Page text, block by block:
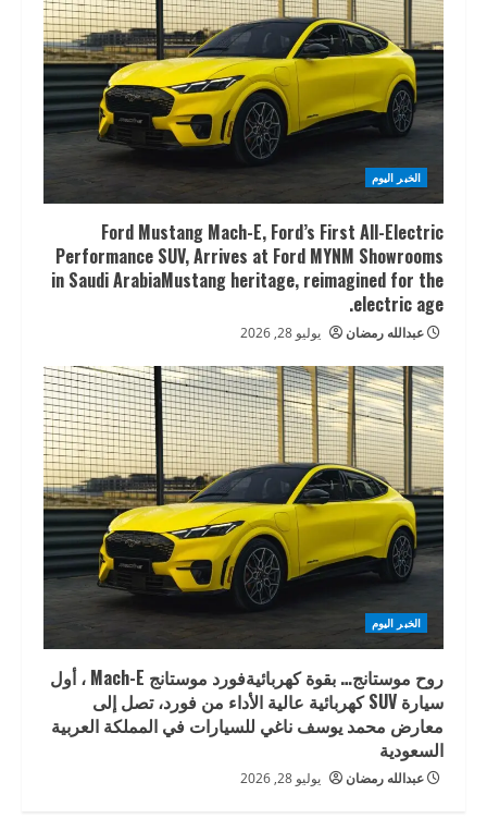
الخبر اليوم
Ford Mustang Mach-E, Ford’s First All-Electric
Performance SUV, Arrives at Ford MYNM Showrooms
in Saudi ArabiaMustang heritage, reimagined for the
electric age.
عبدالله رمضان يوليو 28, 2026
الخبر اليوم
روح موستانج… بقوة كهربائيةفورد موستانج Mach-E ، أول
سيارة SUV كهربائية عالية الأداء من فورد، تصل إلى
معارض محمد يوسف ناغي للسيارات في المملكة العربية
السعودية
عبدالله رمضان يوليو 28, 2026